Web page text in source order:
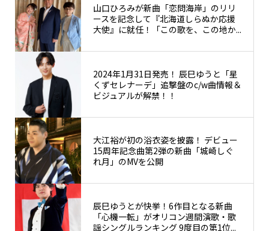
山口ひろみが新曲「恋問海岸」のリリ
ースを記念して『北海道しらぬか応援
大使』に就任！「この歌を、この地か...
2024年1月31日発売！ 辰巳ゆうと「星
くずセレナーデ」追撃盤のc/w曲情報＆
ビジュアルが解禁！！
大江裕が初の浴衣姿を披露！ デビュー
15周年記念曲第2弾の新曲「城崎しぐ
れ月」のMVを公開
辰巳ゆうとが快挙！6作目となる新曲
「心機一転」がオリコン週間演歌・歌
謡シングルランキング 9度目の第1位...